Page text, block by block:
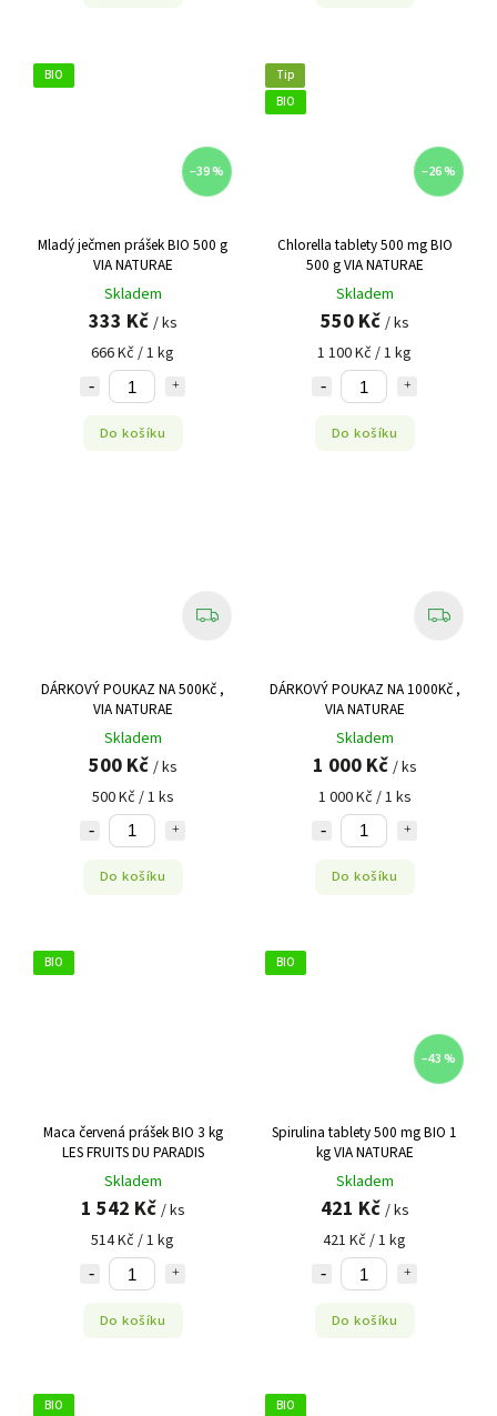
BIO
–39 %
Mladý ječmen prášek BIO 500 g
VIA NATURAE
Skladem
333 Kč / ks
666 Kč / 1 kg
Do košíku
Tip
BIO
–26 %
Chlorella tablety 500 mg BIO
500 g VIA NATURAE
Skladem
550 Kč / ks
1 100 Kč / 1 kg
Do košíku
DÁRKOVÝ POUKAZ NA 500Kč ,
VIA NATURAE
Skladem
500 Kč / ks
500 Kč / 1 ks
Do košíku
DÁRKOVÝ POUKAZ NA 1000Kč ,
VIA NATURAE
Skladem
1 000 Kč / ks
1 000 Kč / 1 ks
Do košíku
BIO
Maca červená prášek BIO 3 kg
LES FRUITS DU PARADIS
Skladem
1 542 Kč / ks
514 Kč / 1 kg
Do košíku
BIO
–43 %
Spirulina tablety 500 mg BIO 1
kg VIA NATURAE
Skladem
421 Kč / ks
421 Kč / 1 kg
Do košíku
BIO BIO